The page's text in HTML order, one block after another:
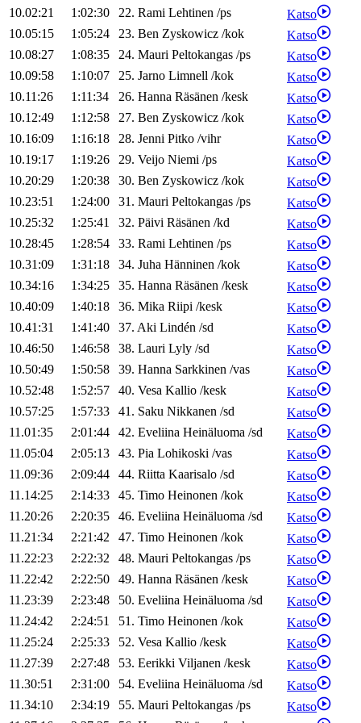
10.02:21
1:02:30 22. Rami Lehtinen /ps
Katso
10.05:15
1:05:24 23. Ben Zyskowicz /kok
Katso
10.08:27
1:08:35 24. Mauri Peltokangas /ps
Katso
10.09:58
1:10:07 25. Jarno Limnell /kok
Katso
10.11:26
1:11:34 26. Hanna Räsänen /kesk
Katso
10.12:49
1:12:58 27. Ben Zyskowicz /kok
Katso
10.16:09
1:16:18 28. Jenni Pitko /vihr
Katso
10.19:17
1:19:26 29. Veijo Niemi /ps
Katso
10.20:29
1:20:38 30. Ben Zyskowicz /kok
Katso
10.23:51
1:24:00 31. Mauri Peltokangas /ps
Katso
10.25:32
1:25:41 32. Päivi Räsänen /kd
Katso
10.28:45
1:28:54 33. Rami Lehtinen /ps
Katso
10.31:09
1:31:18 34. Juha Hänninen /kok
Katso
10.34:16
1:34:25 35. Hanna Räsänen /kesk
Katso
10.40:09
1:40:18 36. Mika Riipi /kesk
Katso
10.41:31
1:41:40 37. Aki Lindén /sd
Katso
10.46:50
1:46:58 38. Lauri Lyly /sd
Katso
10.50:49
1:50:58 39. Hanna Sarkkinen /vas
Katso
10.52:48
1:52:57 40. Vesa Kallio /kesk
Katso
10.57:25
1:57:33 41. Saku Nikkanen /sd
Katso
11.01:35
2:01:44 42. Eveliina Heinäluoma /sd
Katso
11.05:04
2:05:13 43. Pia Lohikoski /vas
Katso
11.09:36
2:09:44 44. Riitta Kaarisalo /sd
Katso
11.14:25
2:14:33 45. Timo Heinonen /kok
Katso
11.20:26
2:20:35 46. Eveliina Heinäluoma /sd
Katso
11.21:34
2:21:42 47. Timo Heinonen /kok
Katso
11.22:23
2:22:32 48. Mauri Peltokangas /ps
Katso
11.22:42
2:22:50 49. Hanna Räsänen /kesk
Katso
11.23:39
2:23:48 50. Eveliina Heinäluoma /sd
Katso
11.24:42
2:24:51 51. Timo Heinonen /kok
Katso
11.25:24
2:25:33 52. Vesa Kallio /kesk
Katso
11.27:39
2:27:48 53. Eerikki Viljanen /kesk
Katso
11.30:51
2:31:00 54. Eveliina Heinäluoma /sd
Katso
11.34:10
2:34:19 55. Mauri Peltokangas /ps
Katso